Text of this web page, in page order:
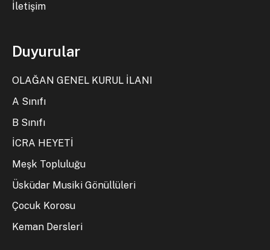
İletişim
Duyurular
OLAĞAN GENEL KURUL İLANI
A Sınıfı
B Sınıfı
İCRA HEYETİ
Meşk Topluluğu
Üsküdar Musiki Gönüllüleri
Çocuk Korosu
Keman Dersleri